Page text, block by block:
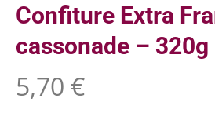
Confiture Extra
cassonade – 320g
5,70 €